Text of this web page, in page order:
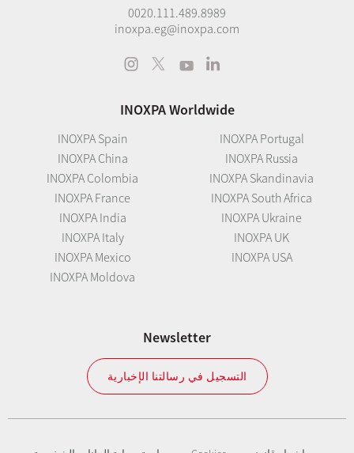
0020.111.489.8989
inoxpa.eg@inoxpa.com
INOXPA Worldwide
INOXPA Spain
INOXPA China
INOXPA Colombia
INOXPA France
INOXPA India
INOXPA Italy
INOXPA Mexico
INOXPA Moldova
INOXPA Portugal
INOXPA Russia
INOXPA Skandinavia
INOXPA South Africa
INOXPA Ukraine
INOXPA UK
INOXPA USA
Newsletter
التسجيل في رسالتنا الإخبارية